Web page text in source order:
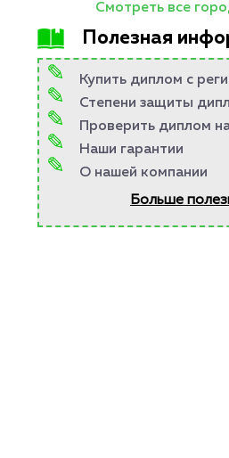
Смотреть все
Полезная
Купить диплом с
Степени защиты
Проверить диплом
Наши гарантии
О нашей компании
Больше